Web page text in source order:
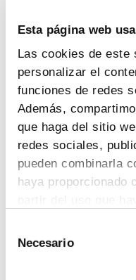
Esta página web
Las cookies de este
personalizar el
funciones de redes
Además,
que haga del sitio
redes sociales,
pueden combinarla
haya proporcionado
Para más
Necesario
XVIII Encuentro
la UIMP de